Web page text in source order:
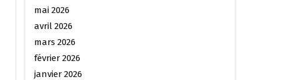
mai 2026
avril 2026
mars 2026
février 2026
janvier 2026